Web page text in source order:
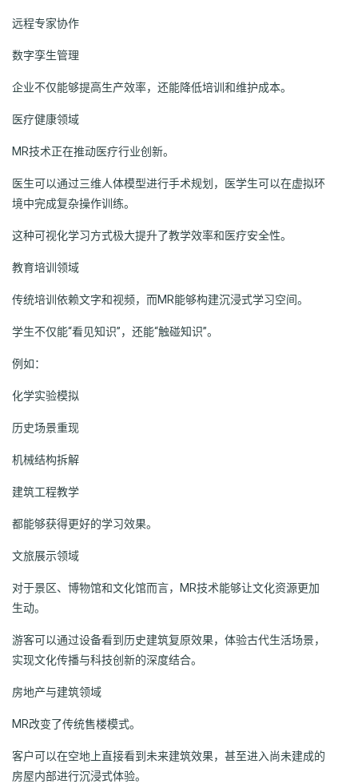
远程专家协作
数字孪生管理
企业不仅能够提高生产效率，还能降低培训和维护成本。
医疗健康领域
MR技术正在推动医疗行业创新。
医生可以通过三维人体模型进行手术规划，医学生可以在虚拟环
境中完成复杂操作训练。
这种可视化学习方式极大提升了教学效率和医疗安全性。
教育培训领域
传统培训依赖文字和视频，而MR能够构建沉浸式学习空间。
学生不仅能“看见知识”，还能“触碰知识”。
例如：
化学实验模拟
历史场景重现
机械结构拆解
建筑工程教学
都能够获得更好的学习效果。
文旅展示领域
对于景区、博物馆和文化馆而言，MR技术能够让文化资源更加
生动。
游客可以通过设备看到历史建筑复原效果，体验古代生活场景，
实现文化传播与科技创新的深度结合。
房地产与建筑领域
MR改变了传统售楼模式。
客户可以在空地上直接看到未来建筑效果，甚至进入尚未建成的
房屋内部进行沉浸式体验。